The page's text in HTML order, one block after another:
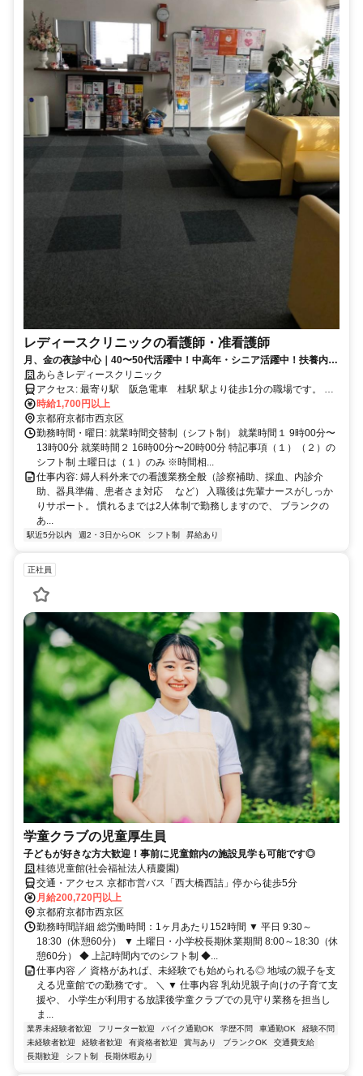
レディースクリニックの看護師・准看護師
月、金の夜診中心｜40〜50代活躍中！中高年・シニア活躍中！扶養内勤
務OKあらきレディースクリニック
アクセス: 最寄り駅 阪急電車 桂駅 駅より徒歩1分の職場です。 自
家用車可能。
時給1,700円以上
京都府京都市西京区
勤務時間・曜日: 就業時間交替制（シフト制） 就業時間１ 9時00分〜
13時00分 就業時間２ 16時00分〜20時00分 特記事項（１）（２）の
シフト制 土曜日は（１）のみ ※時間相...
仕事内容: 婦人科外来での看護業務全般（診察補助、採血、内診介
助、器具準備、患者さま対応 など） 入職後は先輩ナースがしっか
りサポート。 慣れるまでは2人体制で勤務しますので、 ブランクの
あ...
駅近5分以内 週2・3日からOK シフト制 昇給あり
正社員
学童クラブの児童厚生員
子どもが好きな方大歓迎！事前に児童館内の施設見学も可能です◎
桂徳児童館(社会福祉法人積慶園)
交通・アクセス 京都市営バス「西大橋西詰」停から徒歩5分
月給200,720円以上
京都府京都市西京区
勤務時間詳細 総労働時間：1ヶ月あたり152時間 ▼ 平日 9:30～
18:30（休憩60分） ▼ 土曜日・小学校長期休業期間 8:00～18:30（休
憩60分） ◆ 上記時間内でのシフト制 ◆...
仕事内容 ／ 資格があれば、未経験でも始められる◎ 地域の親子を支
える児童館での勤務です。 ＼ ▼ 仕事内容 乳幼児親子向けの子育て支
援や、 小学生が利用する放課後学童クラブでの見守り業務を担当し
ま...
業界未経験者歓迎 フリーター歓迎 バイク通勤OK 学歴不問 車通勤OK
経験不問
未経験者歓迎
経験者歓迎 有資格者歓迎 賞与あり ブランクOK
交通費支給
長期歓迎
シフト制 長期休暇あり